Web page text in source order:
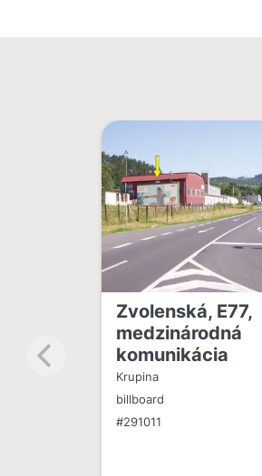
Zvolenská, E77,
medzinárodná
komunikácia
Krupina
billboard
#291011